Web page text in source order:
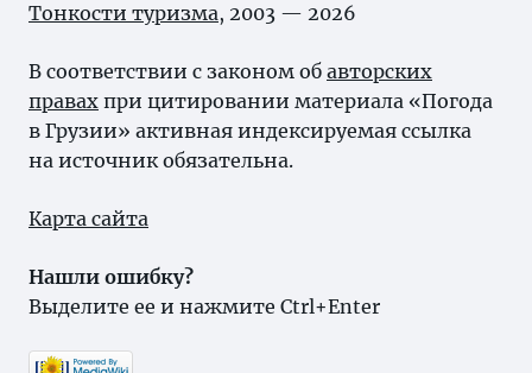
Тонкости туризма, 2003 — 2026
В соответствии с законом об авторских
правах при цитировании материала «Погода
в Грузии» активная индексируемая ссылка
на источник обязательна.
Карта сайта
Нашли ошибку?
Выделите ее и нажмите Ctrl+Enter